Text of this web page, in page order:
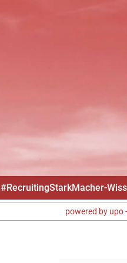
powered by upo
#RecruitingStarkMacher-